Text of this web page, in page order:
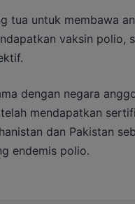
tua untuk membawa
vaksin polio,
dengan negara
mendapatkan
dan Pakistan
endemis polio.